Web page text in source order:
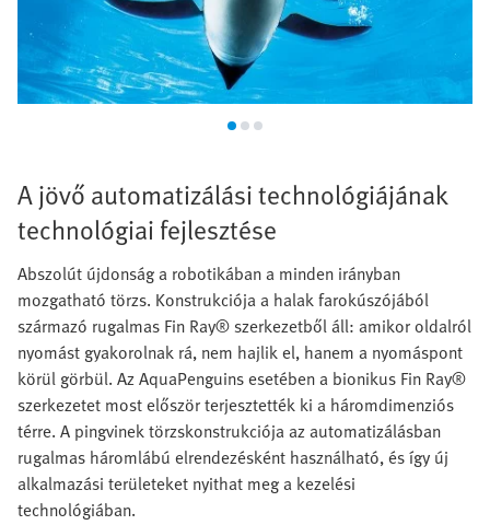
A jövő automatizálási technológiájának
technológiai fejlesztése
Abszolút újdonság a robotikában a minden irányban
mozgatható törzs. Konstrukciója a halak farokúszójából
származó rugalmas Fin Ray® szerkezetből áll: amikor oldalról
nyomást gyakorolnak rá, nem hajlik el, hanem a nyomáspont
körül görbül. Az AquaPenguins esetében a bionikus Fin Ray®
szerkezetet most először terjesztették ki a háromdimenziós
térre. A pingvinek törzskonstrukciója az automatizálásban
rugalmas háromlábú elrendezésként használható, és így új
alkalmazási területeket nyithat meg a kezelési
technológiában.